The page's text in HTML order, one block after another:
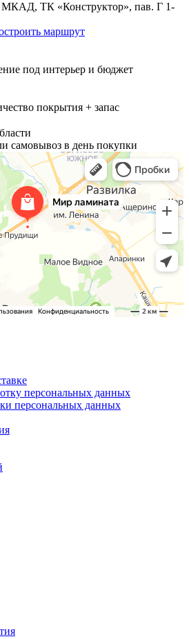
ТК «Конструктор», пав. Г 1-
маршрут
под интерьер и бюджет
покрытия + запас
самовывоз в день покупки
персональных данных
персональных данных